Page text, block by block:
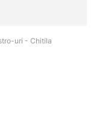
uri - Chitila